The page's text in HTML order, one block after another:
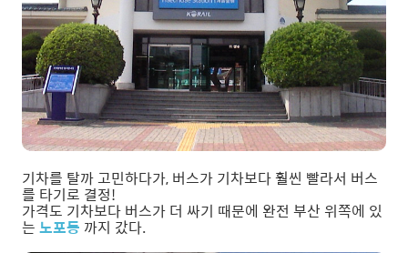
기차를 탈까 고민하다가, 버스가 기차보다 훨씬 빨라서 버스
를 타기로 결정!
가격도 기차보다 버스가 더 싸기 때문에 완전 부산 위쪽에 있
는 노포동 까지 갔다.